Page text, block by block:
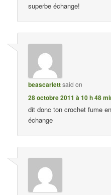
superbe échange!
beascarlettsaid on
28 octobre 2011 à 10 h 48
dit donc ton crochet fume
échange